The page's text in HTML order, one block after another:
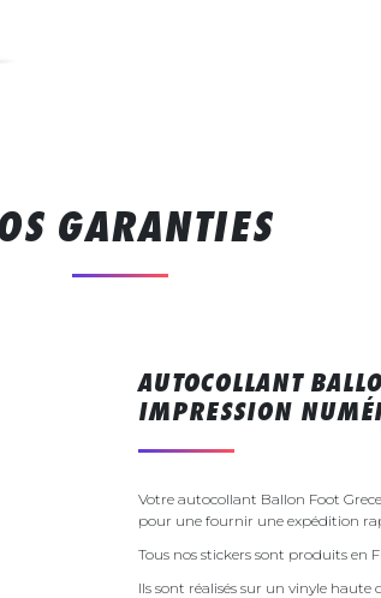
GARANTIES
AUTOCOLLANT
IMPRESSION
Votre autocollant Ballon Foot
pour une fournir une expédition
Tous nos stickers sont produits en
Ils sont réalisés sur un vinyle